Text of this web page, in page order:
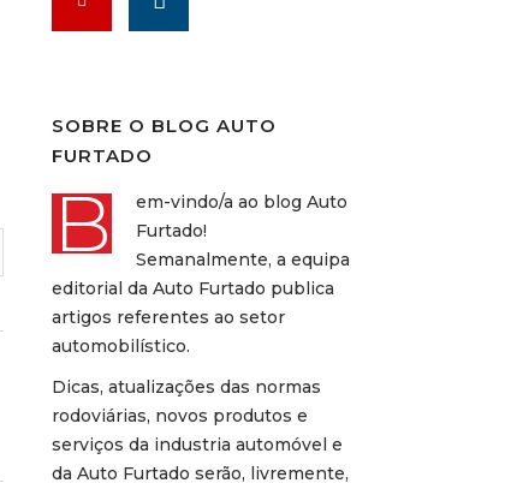
SOBRE O BLOG AUTO
FURTADO
B
em-vindo/a ao blog Auto
Furtado!
Semanalmente, a equipa
editorial da Auto Furtado publica
artigos referentes ao setor
automobilístico.
Dicas, atualizações das normas
rodoviárias, novos produtos e
serviços da industria automóvel e
da Auto Furtado serão, livremente,